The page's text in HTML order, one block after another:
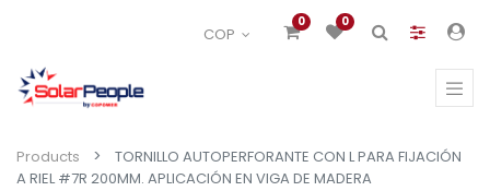
COP
0 0
Products
TORNILLO AUTOPERFORANTE CON L PARA FIJACIÓN
A RIEL #7R 200MM. APLICACIÓN EN VIGA DE MADERA